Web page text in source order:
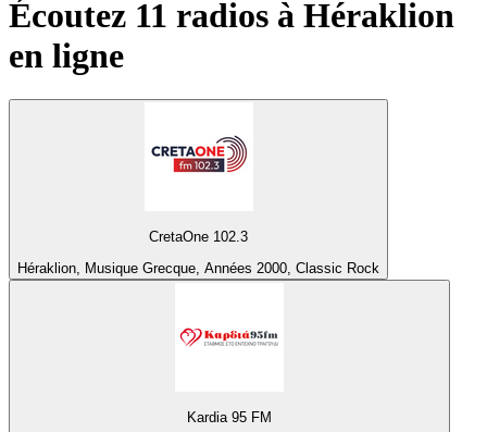
Écoutez 11 radios à Héraklion
en ligne
CretaOne 102.3
Héraklion, Musique Grecque, Années 2000, Classic Rock
Kardia 95 FM